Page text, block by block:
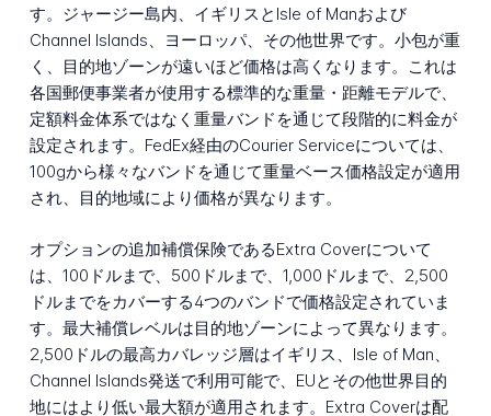
す。ジャージー島内、イギリスとIsle of Manおよび
Channel Islands、ヨーロッパ、その他世界です。小包が重
く、目的地ゾーンが遠いほど価格は高くなります。これは
各国郵便事業者が使用する標準的な重量・距離モデルで、
定額料金体系ではなく重量バンドを通じて段階的に料金が
設定されます。FedEx経由のCourier Serviceについては、
100gから様々なバンドを通じて重量ベース価格設定が適用
され、目的地域により価格が異なります。
オプションの追加補償保険であるExtra Coverについて
は、100ドルまで、500ドルまで、1,000ドルまで、2,500
ドルまでをカバーする4つのバンドで価格設定されていま
す。最大補償レベルは目的地ゾーンによって異なります。
2,500ドルの最高カバレッジ層はイギリス、Isle of Man、
Channel Islands発送で利用可能で、EUとその他世界目的
地にはより低い最大額が適用されます。Extra Coverは配